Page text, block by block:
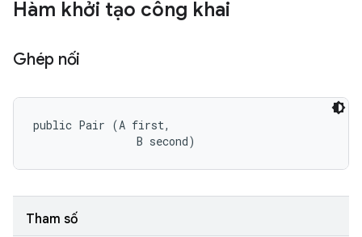
Hàm khởi tạo công khai
Ghép nối
public Pair (A first,
                B second)
Tham số